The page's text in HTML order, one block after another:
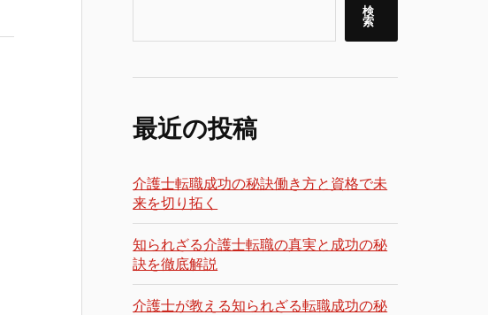
検
索
最近の投稿
介護士転職成功の秘訣働き方と資格で未
来を切り拓く
知られざる介護士転職の真実と成功の秘
訣を徹底解説
介護士が教える知られざる転職成功の秘